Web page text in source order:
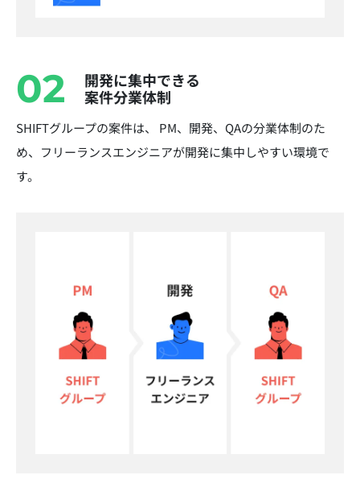
02
開発に集中できる
案件分業体制
SHIFTグループの案件は、 PM、開発、QAの分業体制のた
め、フリーランスエンジニアが開発に集中しやすい環境で
す。